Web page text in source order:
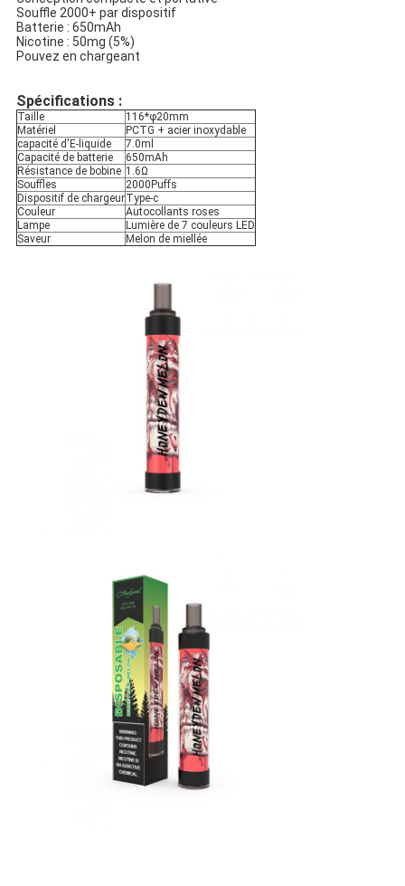
Souffle 2000+ par dispositif
Batterie : 650mAh
Nicotine : 50mg (5%)
Pouvez en chargeant
Spécifications :
Taille
116*φ20mm
Matériel
PCTG + acier inoxydable
capacité d'E-liquide
7.0ml
Capacité de batterie
650mAh
Résistance de bobine 1.6Ω
Souffles
2000Puffs
Dispositif de chargeurType-c
Couleur
Autocollants roses
Lampe
Lumière de 7 couleurs LED
Saveur
Melon de miellée